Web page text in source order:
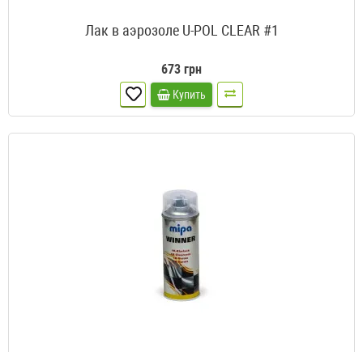
Лак в аэрозоле U-POL CLEAR #1
673 грн
Купить